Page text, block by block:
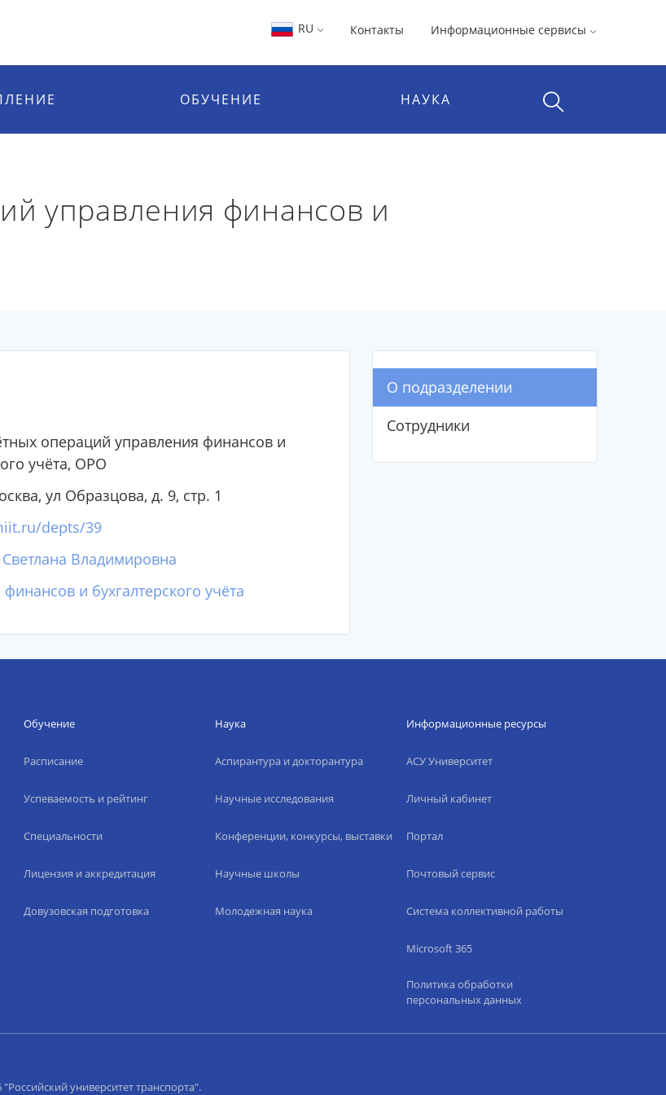
RU Контакты Информационные сервисы
ОБУЧЕНИЕ НАУКА
управления финансов и
операций управления финансов и
учёта, ОРО
ул Образцова, д. 9, стр. 1
depts/39
Владимировна
и бухгалтерского учёта
О подразделении
Сотрудники
Обучение
Расписание
Успеваемость и рейтинг
Специальности
Лицензия и аккредитация
Довузовская подготовка
Наука
Аспирантура и докторантура
Научные исследования
Конференции, конкурсы, выставки
Научные школы
Молодежная наука
Информационные ресурсы
АСУ Университет
Личный кабинет
Портал
Почтовый сервис
Система коллективной работы
Microsoft 365
Политика обработки
персональных данных
университет транспорта".